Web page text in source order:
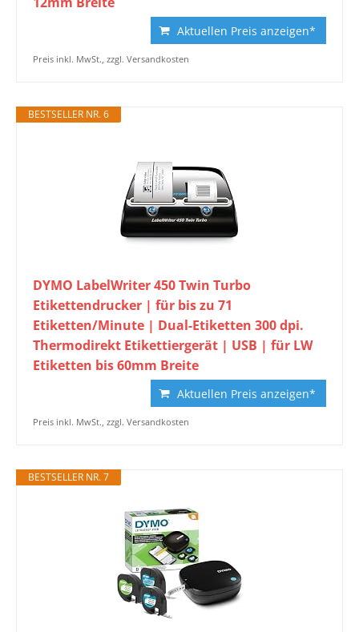
Aktuellen Preis anzeigen*
Preis inkl. MwSt., zzgl. Versandkosten
BESTSELLER NR. 6
DYMO LabelWriter 450 Twin Turbo
Etikettendrucker | für bis zu 71
Etiketten/Minute | Dual-Etiketten 300 dpi.
Thermodirekt Etikettiergerät | USB | für LW
Etiketten bis 60mm Breite
Aktuellen Preis anzeigen*
Preis inkl. MwSt., zzgl. Versandkosten
BESTSELLER NR. 7